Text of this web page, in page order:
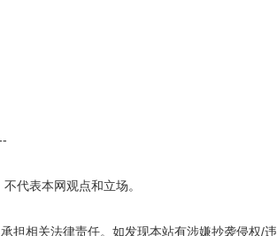
代表本网观点和立场。
担相关法律责任。如发现本站有涉嫌抄袭侵权/违